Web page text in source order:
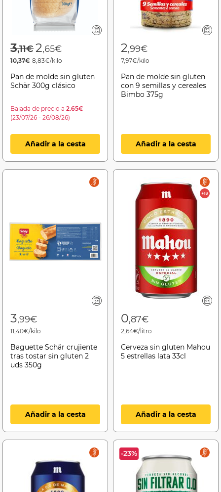
Price reduced from
3,11€to
2,65€
10,37€ 8,83€/kilo
Pan de molde sin gluten
Schär 300g clásico
Bajada de precio a 2.65€
(23/07/26 - 26/08/26)
Añadir a la cesta
2,99€
7,97€/kilo
Pan de molde sin gluten
con 9 semillas y cereales
Bimbo 375g
Añadir a la cesta
3,99€
11,40€/kilo
Baguette Schär crujiente
tras tostar sin gluten 2
uds 350g
Añadir a la cesta
0,87€
2,64€/litro
Cerveza sin gluten Mahou
5 estrellas lata 33cl
Añadir a la cesta
-23%